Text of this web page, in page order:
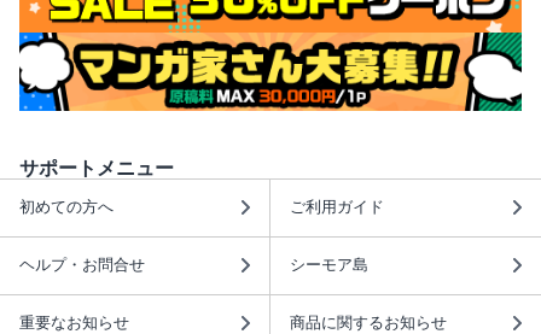
サポートメニュー
初めての方へ ご利用ガイド
ヘルプ・お問合せ シーモア島
重要なお知らせ 商品に関するお知らせ